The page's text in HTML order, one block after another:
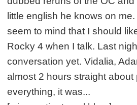
little english he knows on
seem to mind that I should
Rocky 4 when I talk. Last
conversation yet. Vidalia,
almost 2 hours straight about
everything, it was...